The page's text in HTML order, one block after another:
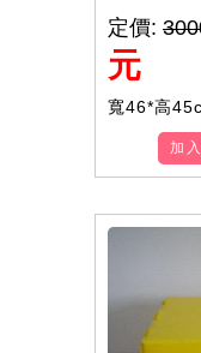
定價:
元
寬46*高
加